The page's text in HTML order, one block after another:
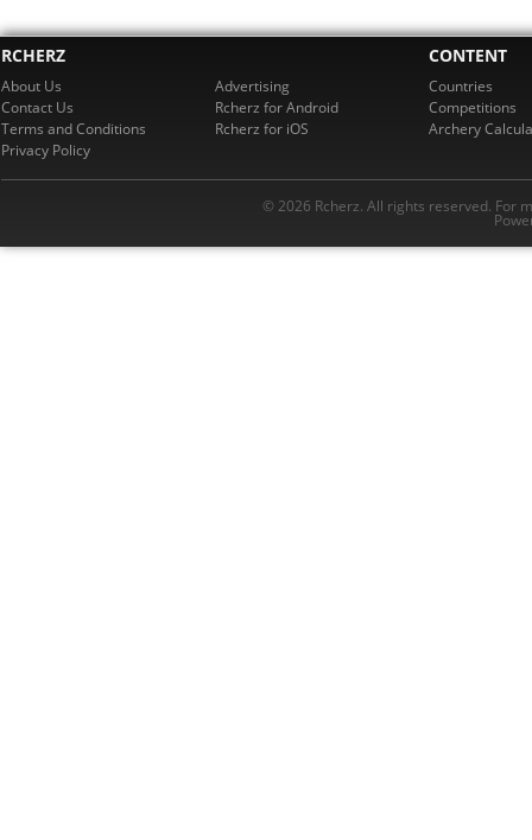
RCHERZ
About Us
Contact Us
Terms and Conditions
Privacy Policy
Advertising
Rcherz for Android
Rcherz for iOS
CONTENT
Countries
Competitions
Archery
© 2026 Rcherz. All rights reserved. For